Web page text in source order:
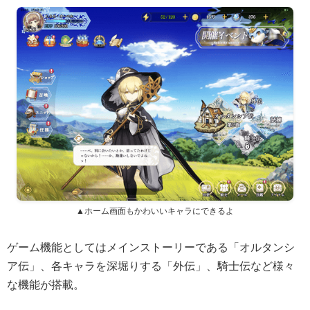
▲ホーム画面もかわいいキャラにできるよ
ゲーム機能としてはメインストーリーである「オルタンシ
ア伝」、各キャラを深堀りする「外伝」、騎士伝など様々
な機能が搭載。